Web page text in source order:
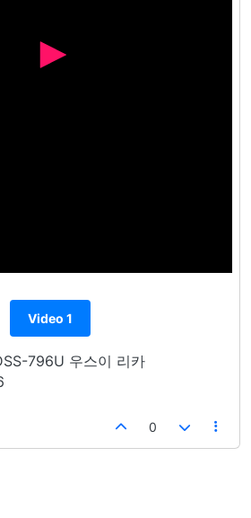
Video 1
796U 우스이 리카
0